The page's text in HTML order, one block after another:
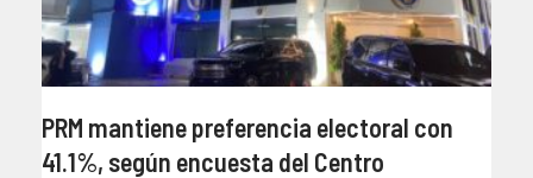
PRM mantiene preferencia electoral con
41.1%, según encuesta del Centro